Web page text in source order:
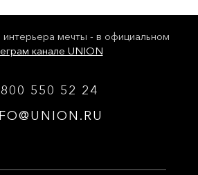
мечты - в официальном
канале UNION
550 52 24